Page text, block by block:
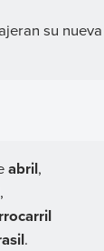
su
abril,
,
.